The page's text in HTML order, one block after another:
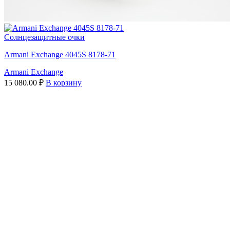
Солнцезащитные очки
Armani Exchange 4045S 8178-71
Armani Exchange
15 080.00 ₽ В корзину